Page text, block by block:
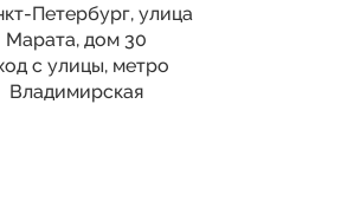
Петербург, улица
Марата, дом 30
с улицы, метро
Владимирская